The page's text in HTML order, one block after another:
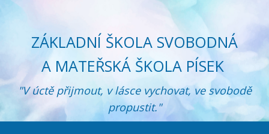
ZÁKLADNÍ ŠKOLA SVOBODNÁ
A MATEŘSKÁ ŠKOLA PÍSEK
"V úctě přijmout, v lásce vychovat, ve svobodě
propustit."